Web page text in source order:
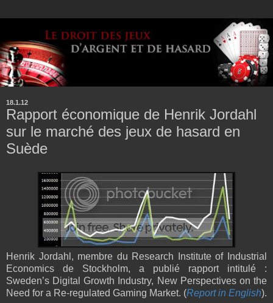
18.1.12
Rapport économique de Henrik Jordahl
sur le marché des jeux de hasard en
Suède
Henrik Jordahl, membre du Research Institute of Industrial
Economics de Stockholm, a publié rapport intitulé :
Sweden’s Digital Growth Industry, New Perspectives on the
Need for a Re-regulated Gaming Market. (Report in English).